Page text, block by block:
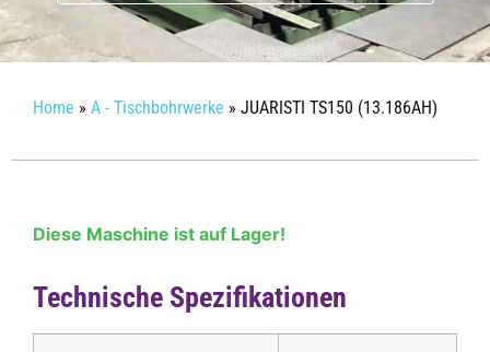
Home » A - Tischbohrwerke » JUARISTI TS150 (13.186AH)
Diese Maschine ist auf Lager!
Technische Spezifikationen